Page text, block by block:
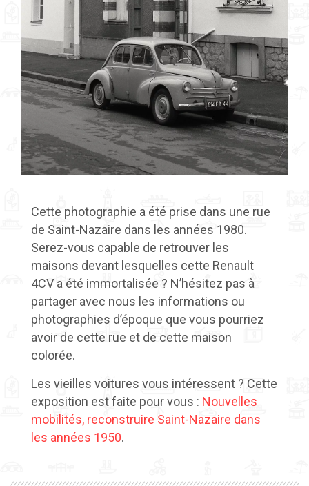
Cette photographie a été prise dans une rue
de Saint-Nazaire dans les années 1980.
Serez-vous capable de retrouver les
maisons devant lesquelles cette Renault
4CV a été immortalisée ? N’hésitez pas à
partager avec nous les informations ou
photographies d’époque que vous pourriez
avoir de cette rue et de cette maison
colorée.
Les vieilles voitures vous intéressent ? Cette
exposition est faite pour vous : Nouvelles
mobilités, reconstruire Saint-Nazaire dans
les années 1950.